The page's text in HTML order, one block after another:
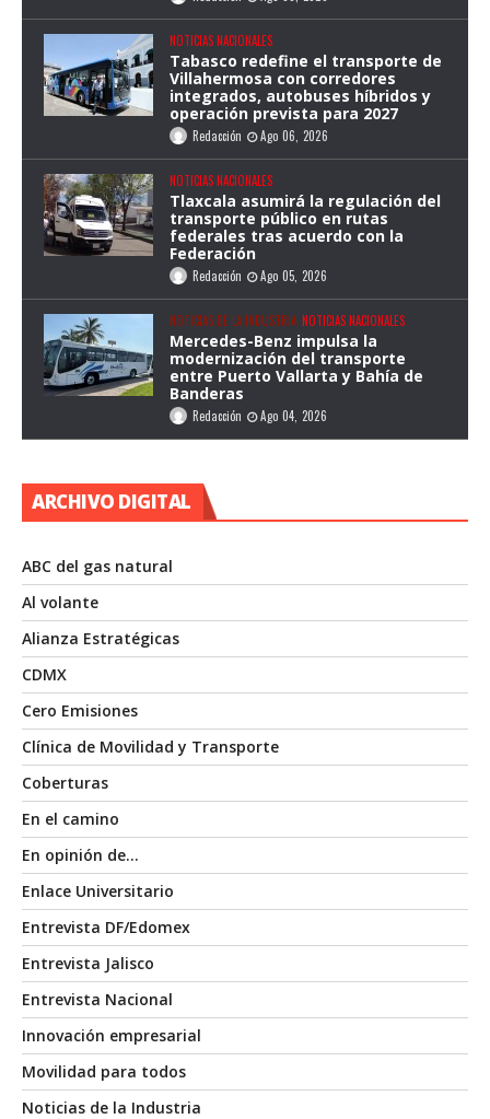
NOTICIAS NACIONALES
Tabasco redefine el transporte de
Villahermosa con corredores
integrados, autobuses híbridos y
operación prevista para 2027
Redacción Ago 06, 2026
NOTICIAS NACIONALES
Tlaxcala asumirá la regulación del
transporte público en rutas
federales tras acuerdo con la
Federación
Redacción Ago 05, 2026
NOTICIAS DE LA INDUSTRIA NOTICIAS NACIONALES
Mercedes-Benz impulsa la
modernización del transporte
entre Puerto Vallarta y Bahía de
Banderas
Redacción Ago 04, 2026
ARCHIVO DIGITAL
ABC del gas natural
Al volante
Alianza Estratégicas
CDMX
Cero Emisiones
Clínica de Movilidad y Transporte
Coberturas
En el camino
En opinión de…
Enlace Universitario
Entrevista DF/Edomex
Entrevista Jalisco
Entrevista Nacional
Innovación empresarial
Movilidad para todos
Noticias de la Industria